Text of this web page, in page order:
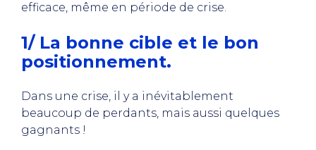
efficace, même en période de crise.
1/ La bonne cible et le bon
positionnement.
Dans une crise, il y a inévitablement
beaucoup de perdants, mais aussi quelques
gagnants !